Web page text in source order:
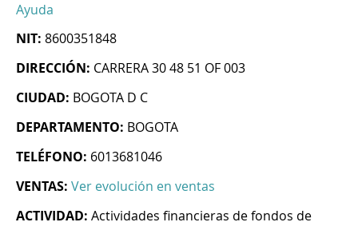
Ayuda
NIT: 8600351848
DIRECCIÓN: CARRERA 30 48 51 OF 003
CIUDAD: BOGOTA D C
DEPARTAMENTO: BOGOTA
TELÉFONO: 6013681046
VENTAS: Ver evolución en ventas
ACTIVIDAD: Actividades financieras de fondos de